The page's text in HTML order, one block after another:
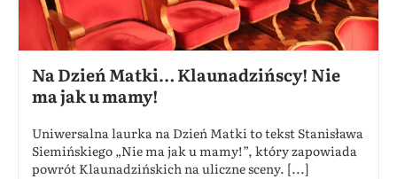
Na Dzień Matki… Klaunadzińscy! Nie
ma jak u mamy!
Uniwersalna laurka na Dzień Matki to tekst Stanisława
Siemińskiego „Nie ma jak u mamy!”, który zapowiada
powrót Klaunadzińskich na uliczne sceny. [...]